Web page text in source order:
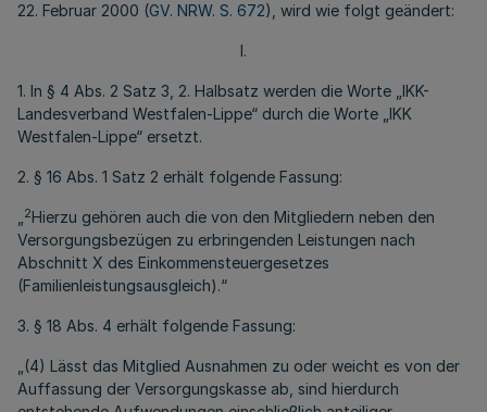
22. Februar 2000 (GV. NRW. S. 672), wird wie folgt geändert:
I.
1. In § 4 Abs. 2 Satz 3, 2. Halbsatz werden die Worte „IKK-
Landesverband Westfalen-Lippe“ durch die Worte „IKK
Westfalen-Lippe“ ersetzt.
2. § 16 Abs. 1 Satz 2 erhält folgende Fassung:
2Hierzu gehören auch die von den Mitgliedern neben den
Versorgungsbezügen zu erbringenden Leistungen nach
Abschnitt X des Einkommensteuergesetzes
(Familienleistungsausgleich).“
3. § 18 Abs. 4 erhält folgende Fassung:
„(4) Lässt das Mitglied Ausnahmen zu oder weicht es von der
Auffassung der Versorgungskasse ab, sind hierdurch